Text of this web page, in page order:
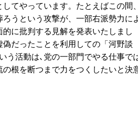
てやっています。たとえばこの間、
うという攻撃が、一部右派勢力に
に批判する見解を発表いたしまし
だったことを利用しての「河野談
う活動は､党の一部門でやる仕事で
根を断つまで力をつくしたいと決